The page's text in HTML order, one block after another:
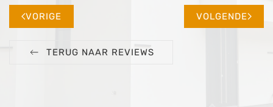
VORIGE VOLGENDE
TERUG NAAR REVIEWS